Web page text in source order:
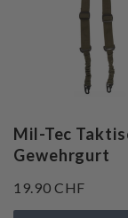
Mil-Tec
Gewehrgurt
19.90 CHF